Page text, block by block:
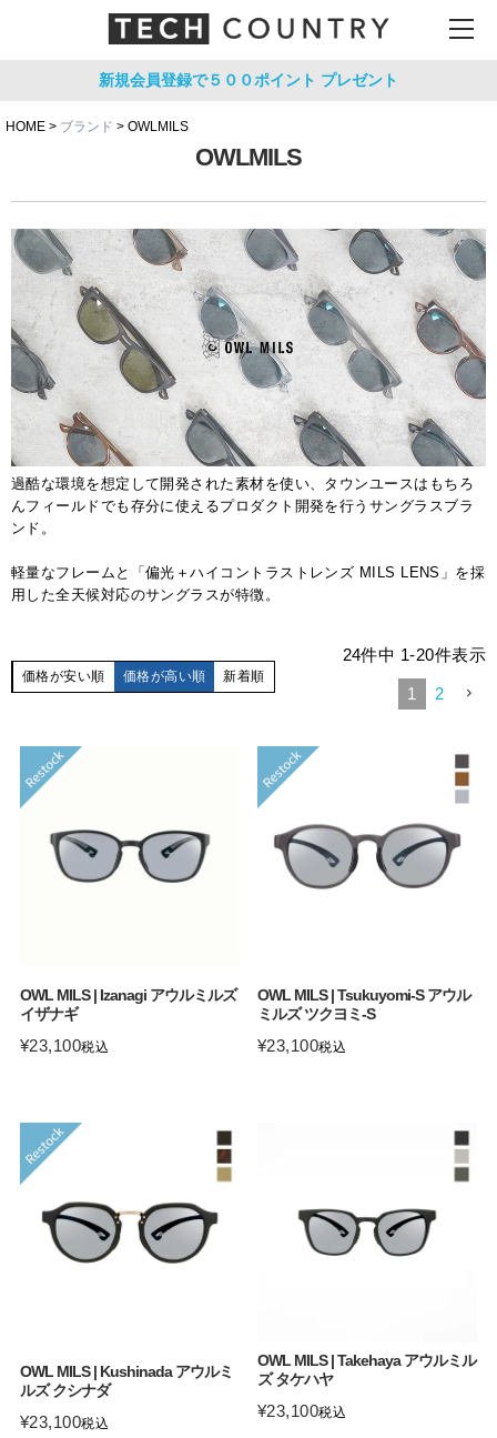
新規会員登録で５００ポイント プレゼント
HOME ブランド OWLMILS
OWLMILS
過酷な環境を想定して開発された素材を使い、タウンユースはもちろ
んフィールドでも存分に使えるプロダクト開発を行うサングラスブラ
ンド。
軽量なフレームと「偏光＋ハイコントラストレンズ MILS LENS」を採
用した全天候対応のサングラスが特徴。
価格が安い順 価格が高い順 新着順
24件中 1-20件表示
1 2
OWL MILS | Izanagi アウルミルズ
イザナギ
¥23,100税込
OWL MILS | Tsukuyomi-S アウル
ミルズ ツクヨミ-S
¥23,100税込
OWL MILS | Kushinada アウルミ
ルズ クシナダ
¥23,100税込
OWL MILS | Takehaya アウルミル
ズ タケハヤ
¥23,100税込